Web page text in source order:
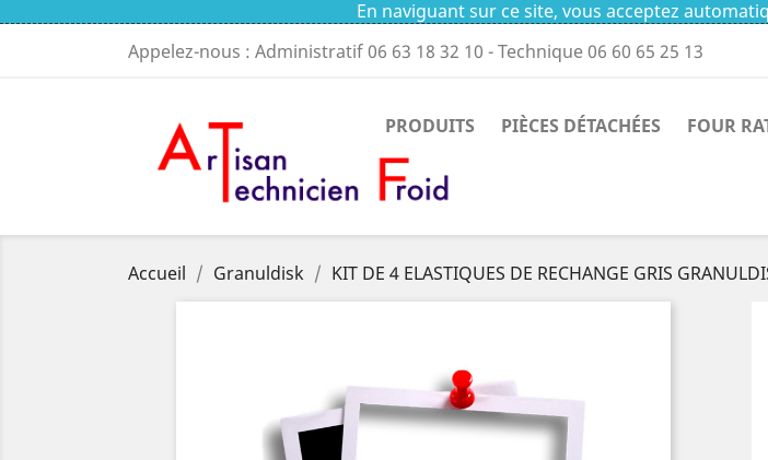
En naviguant sur ce site, vous acceptez
Appelez-nous : Administratif06 63 18 32 10 - Technique 06 60 65 25 13
PRODUITS PIÈCES DÉTACHÉES FOUR
Accueil Granuldisk KIT DE 4 ELASTIQUES DE RECHANGE GRIS